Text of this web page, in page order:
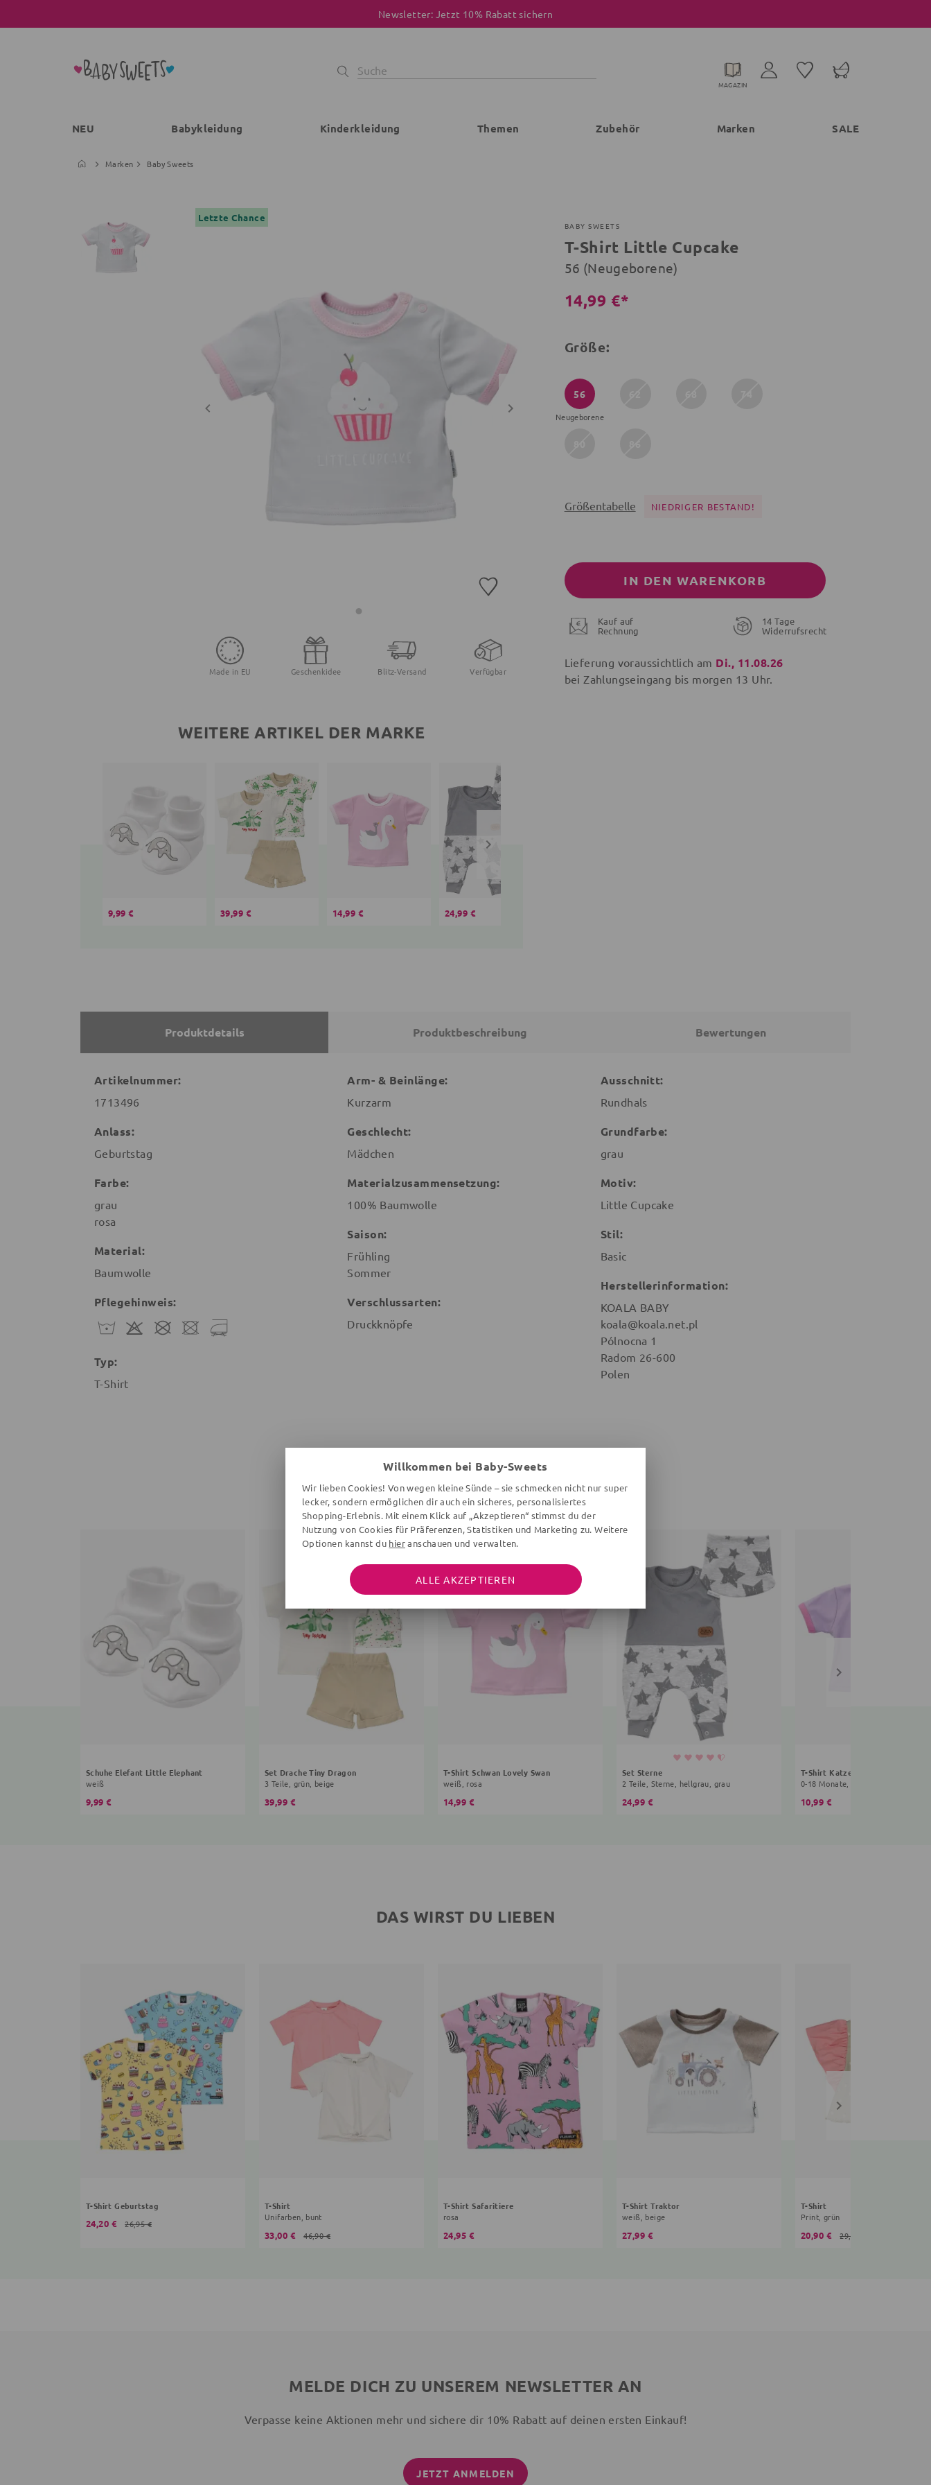
Newsletter: Jetzt 10% Rabatt sichern
MAGAZIN
NEU Babykleidung Kinderkleidung Themen Zubehör Marken SALE
Marken Baby Sweets
Letzte Chance
Made in EU Geschenkidee Blitz-Versand Verfügbar
WEITERE ARTIKEL DER MARKE
9,99 € 39,99 € 14,99 € 24,99 €
BABY SWEETS
T-Shirt Little Cupcake
56 (Neugeborene)
14,99 €*
Größe:
56
Neugeborene
Größentabelle NIEDRIGER BESTAND!
IN DEN WARENKORB
Kauf auf
Rechnung
14 Tage
Widerrufsrecht
Lieferung voraussichtlich am Di., 11.08.26
bei Zahlungseingang bis morgen 13 Uhr.
Produktdetails Produktbeschreibung Bewertungen
Artikelnummer:
1713496
Anlass:
Geburtstag
Farbe:
grau
rosa
Material:
Baumwolle
Pflegehinweis:
Typ:
T-Shirt
Arm- & Beinlänge:
Kurzarm
Geschlecht:
Mädchen
Materialzusammensetzung:
100% Baumwolle
Saison:
Frühling
Sommer
Verschlussarten:
Druckknöpfe
Ausschnitt:
Rundhals
Grundfarbe:
grau
Motiv:
Little Cupcake
Stil:
Basic
Herstellerinformation:
KOALA BABY
koala@koala.net.pl
Pólnocna 1
Radom 26-600
Polen
WEITERE ARTIKEL DER MARKE
Schuhe Elefant Little Elephant
weiß
9,99 €
Set Drache Tiny Dragon
3 Teile, grün, beige
39,99 €
T-Shirt Schwan Lovely Swan
weiß, rosa
14,99 €
Set Sterne
2 Teile, Sterne, hellgrau, grau
24,99 €
T-Shirt Katze Sweet Kitty
0-18 Monate, lila, rosa
10,99 €
DAS WIRST DU LIEBEN
T-Shirt Geburtstag
24,20 € 26,95 €
T-Shirt
Unifarben, bunt
33,00 € 46,90 €
T-Shirt Safaritiere
rosa
24,95 €
T-Shirt Traktor
weiß, beige
27,99 €
T-Shirt
Print, grün
20,90 € 29,90 €
MELDE DICH ZU UNSEREM NEWSLETTER AN
Verpasse keine Aktionen mehr und sichere dir 10% Rabatt auf deinen ersten Einkauf!
JETZT ANMELDEN
Willkommen bei Baby-Sweets
Wir lieben Cookies! Von wegen kleine Sünde – sie schmecken nicht nur super
lecker, sondern ermöglichen dir auch ein sicheres, personalisiertes
Shopping-Erlebnis. Mit einem Klick auf „Akzeptieren“ stimmst du der
Nutzung von Cookies für Präferenzen, Statistiken und Marketing zu. Weitere
Optionen kannst du hieranschauen und verwalten.
ALLE AKZEPTIEREN